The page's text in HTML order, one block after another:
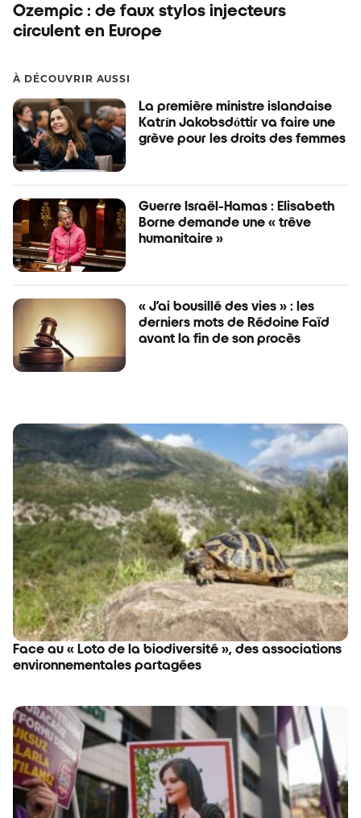
Ozempic : de faux stylos injecteurs
circulent en Europe
À DÉCOUVRIR AUSSI
La première ministre islandaise
Katrín Jakobsdóttir va faire une
grève pour les droits des femmes
Guerre Israël-Hamas : Elisabeth
Borne demande une « trêve
humanitaire »
« J’ai bousillé des vies » : les
derniers mots de Rédoine Faïd
avant la fin de son procès
Face au « Loto de la biodiversité », des associations
environnementales partagées